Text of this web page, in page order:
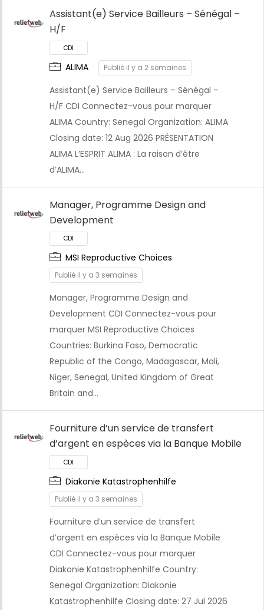
CDI
CDI
Assistant(e) Service Bailleurs – Sénégal –
H/F
ALIMA Publié il y a 2 semaines
Assistant(e) Service Bailleurs – Sénégal –
H/F CDI Connectez-vous pour marquer
ALIMA Country: Senegal Organization: ALIMA
Closing date: 12 Aug 2026 PRÉSENTATION
ALIMA L’ESPRIT ALIMA : La raison d’être
d’ALIMA…
Manager, Programme Design and
Development
MSI Reproductive Choices
Publié il y a 3 semaines
Manager, Programme Design and
Development CDI Connectez-vous pour
marquer MSI Reproductive Choices
Countries: Burkina Faso, Democratic
Republic of the Congo, Madagascar, Mali,
Niger, Senegal, United Kingdom of Great
Britain and…
Fourniture d’un service de transfert
d’argent en espèces via la Banque Mobile
Diakonie Katastrophenhilfe
Publié il y a 3 semaines
Fourniture d’un service de transfert
d’argent en espèces via la Banque Mobile
CDI Connectez-vous pour marquer
Diakonie Katastrophenhilfe Country:
Senegal Organization: Diakonie
Katastrophenhilfe Closing date: 27 Jul 2026